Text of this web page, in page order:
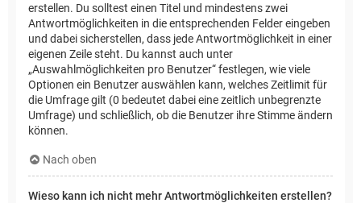
erstellen. Du solltest einen Titel und mindestens zwei
Antwortmöglichkeiten in die entsprechenden Felder eingeben
und dabei sicherstellen, dass jede Antwortmöglichkeit in einer
eigenen Zeile steht. Du kannst auch unter
„Auswahlmöglichkeiten pro Benutzer“ festlegen, wie viele
Optionen ein Benutzer auswählen kann, welches Zeitlimit für
die Umfrage gilt (0 bedeutet dabei eine zeitlich unbegrenzte
Umfrage) und schließlich, ob die Benutzer ihre Stimme ändern
können.
Nach oben
Wieso kann ich nicht mehr Antwortmöglichkeiten erstellen?